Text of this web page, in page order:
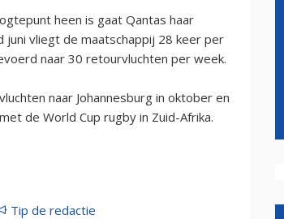
heen is gaat Qantas haar
juni vliegt de maatschappij 28 keer per
naar 30 retourvluchten per week.
naar Johannesburg in oktober en
de World Cup rugby in Zuid-Afrika.
Tip de redactie